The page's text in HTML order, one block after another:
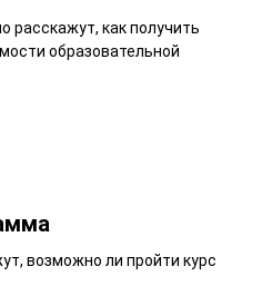
как получить
образовательной
возможно ли пройти курс